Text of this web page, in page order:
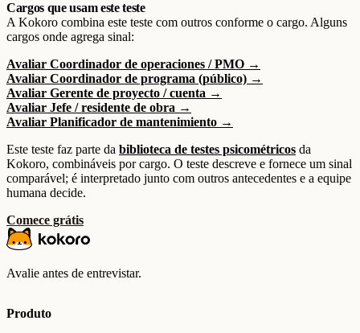
Cargos que usam este teste
A Kokoro combina este teste com outros conforme o cargo. Alguns
cargos onde agrega sinal:
Avaliar Coordinador de operaciones / PMO →
Avaliar Coordinador de programa (público) →
Avaliar Gerente de proyecto / cuenta →
Avaliar Jefe / residente de obra →
Avaliar Planificador de mantenimiento →
Este teste faz parte da biblioteca de testes psicométricos da
Kokoro, combináveis por cargo. O teste descreve e fornece um sinal
comparável; é interpretado junto com outros antecedentes e a equipe
humana decide.
Comece grátis
Avalie antes de entrevistar.
Produto